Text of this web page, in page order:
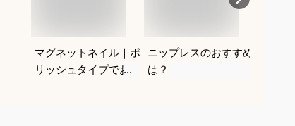
マグネットネイル｜ポ
リッシュタイプでおす
ニップレスのおすすめ
は？